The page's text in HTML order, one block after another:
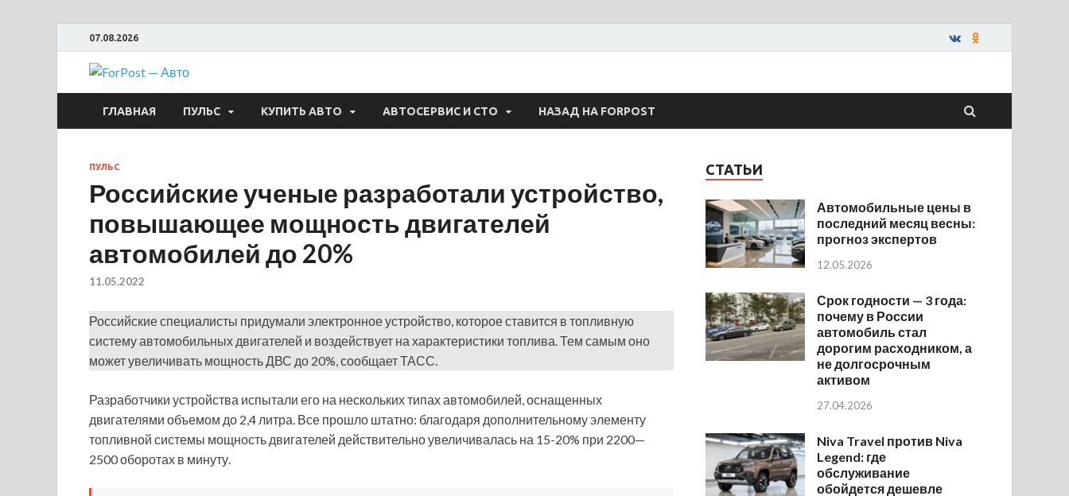
07.08.2026
ForPost — Авто
ГЛАВНАЯ ПУЛЬС КУПИТЬ АВТО АВТОСЕРВИС И СТО НАЗАД НА FORPOST
ПУЛЬС
Российские ученые разработали устройство,
повышающее мощность двигателей
автомобилей до 20%
11.05.2022
Российские специалисты придумали электронное устройство, которое ставится в топливную
систему автомобильных двигателей и воздействует на характеристики топлива. Тем самым оно
может увеличивать мощность ДВС до 20%, сообщает ТАСС.
Разработчики устройства испытали его на нескольких типах автомобилей, оснащенных
двигателями объемом до 2,4 литра. Все прошло штатно: благодаря дополнительному элементу
топливной системы мощность двигателей действительно увеличивалась на 15-20% при 2200—
2500 оборотах в минуту.
СТАТЬИ
Автомобильные цены в
последний месяц весны:
прогноз экспертов
12.05.2026
Срок годности — 3 года:
почему в России
автомобиль стал
дорогим расходником, а
не долгосрочным
активом
27.04.2026
Niva Travel против Niva
Legend: где
обслуживание
обойдется дешевле